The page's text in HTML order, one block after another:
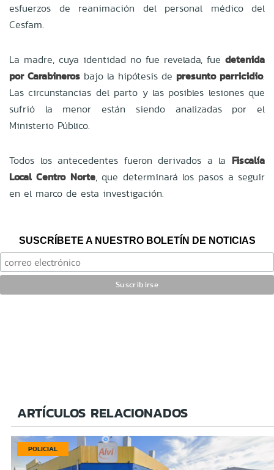
esfuerzos de reanimación del personal médico del
Cesfam.
La madre, cuya identidad no fue revelada, fue detenida
por Carabineros bajo la hipótesis de presunto parricidio.
Las circunstancias del parto y las posibles lesiones que
sufrió la menor están siendo analizadas por el
Ministerio Público.
Todos los antecedentes fueron derivados a la Fiscalía
Local Centro Norte, que determinará los pasos a seguir
en el marco de esta investigación.
SUSCRÍBETE A NUESTRO BOLETÍN DE NOTICIAS
ARTÍCULOS RELACIONADOS
POLICIAL